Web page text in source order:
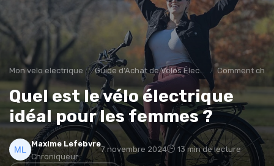
Mon velo electrique Guide d'Achat de Vélos Électriques Comment
Quel est le vélo électrique
idéal pour les femmes ?
Maxime Lefebvre
Chroniqueur
7 novembre 2024 13 min de lecture